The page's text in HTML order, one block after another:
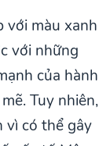
với màu xanh
với những
của hành
Tuy nhiên,
vì có thể gây